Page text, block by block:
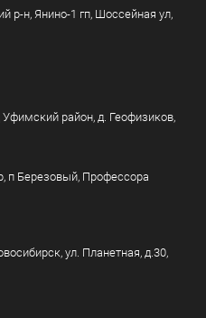
р-н, Янино-1 гп, Шоссейная ул,
район, д. Геофизиков,
п Березовый, Профессора
ул. Планетная, д.30,